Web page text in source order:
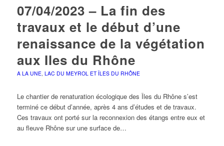
07/04/2023 – La fin des
travaux et le début d’une
renaissance de la végétation
aux Iles du Rhône
A LA UNE, LAC DU MEYROL ET ÎLES DU RHÔNE
Le chantier de renaturation écologique des Îles du Rhône s’est
terminé ce début d’année, après 4 ans d’études et de travaux.
Ces travaux ont porté sur la reconnexion des étangs entre eux et
au fleuve Rhône sur une surface de…